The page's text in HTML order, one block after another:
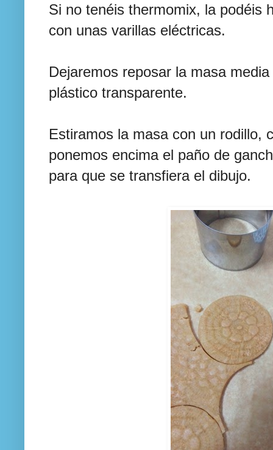
Si no tenéis thermomix, la podéis
con unas varillas eléctricas.
Dejaremos reposar la masa
plástico transparente.
Estiramos la masa con un rodillo,
ponemos encima el paño de
para que se transfiera el dibujo.